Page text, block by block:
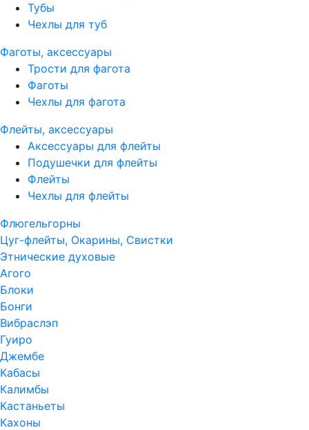
Тубы
Чехлы для туб
Фаготы, аксессуары
Трости для фагота
Фаготы
Чехлы для фагота
Флейты, аксессуары
Аксессуары для флейты
Подушечки для флейты
Флейты
Чехлы для флейты
Флюгельгорны
Цуг-флейты, Окарины, Свистки
Этнические духовые
Агого
Блоки
Бонги
Вибраслэп
Гуиро
Джембе
Кабасы
Калимбы
Кастаньеты
Кахоны